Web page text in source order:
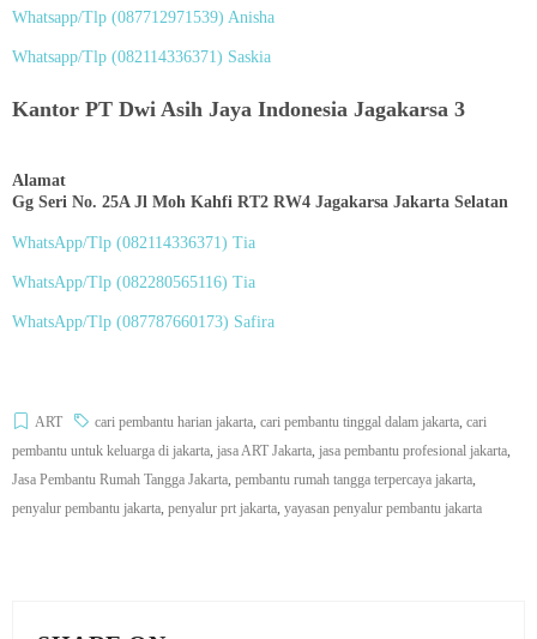
Whatsapp/Tlp (087712971539) Anisha
Whatsapp/Tlp (082114336371) Saskia
Kantor PT Dwi Asih Jaya Indonesia Jagakarsa 3
Alamat
Gg Seri No. 25A Jl Moh Kahfi RT2 RW4 Jagakarsa Jakarta Selatan
WhatsApp/Tlp (082114336371) Tia
WhatsApp/Tlp (082280565116) Tia
WhatsApp/Tlp (087787660173) Safira
ART cari pembantu harian jakarta, cari pembantu tinggal dalam jakarta, cari
pembantu untuk keluarga di jakarta, jasa ART Jakarta, jasa pembantu profesional jakarta,
Jasa Pembantu Rumah Tangga Jakarta, pembantu rumah tangga terpercaya jakarta,
penyalur pembantu jakarta, penyalur prt jakarta, yayasan penyalur pembantu jakarta